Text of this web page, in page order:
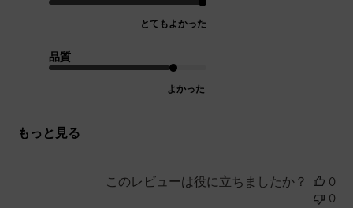
とてもよかった
品質
よかった
もっと見る
このレビューは役に立ちましたか？
0
0